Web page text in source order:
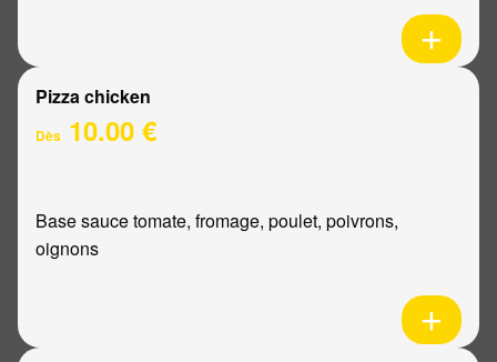
Pizza chicken
Dès 10.00 €
Base sauce tomate, fromage, poulet, poivrons,
oignons